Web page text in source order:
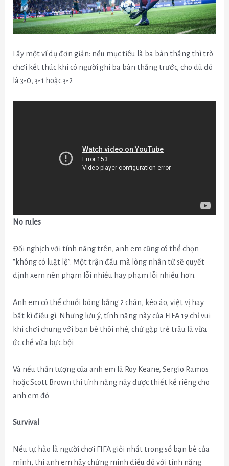
Lấy một ví dụ đơn giản: nếu mục tiêu là ba bàn thắng thì trò
chơi kết thúc khi có người ghi ba bàn thắng trước, cho dù đó
là 3-0, 3-1 hoặc 3-2
No rules
Đối nghịch với tính năng trên, anh em cũng có thể chọn
“không có luật lệ”. Một trận đấu mà lòng nhân từ sẽ quyết
định xem nên phạm lỗi nhiều hay phạm lỗi nhiều hơn.
Anh em có thể chuồi bóng bằng 2 chân, kéo áo, việt vị hay
bất kì điều gì. Nhưng lưu ý, tính năng này của FIFA 19 chỉ vui
khi chơi chung với bạn bè thôi nhé, chứ gặp trẻ trâu là vừa
ức chế vừa bực bội
Và nếuthần tượng của anh em là Roy Keane, Sergio Ramos
hoặc Scott Brown thì tính năng này được thiết kế riêng cho
anh em đó
Survival
Nếu tự hào là người chơi FIFA giỏi nhất trong số bạn bè của
mình, thì anh em hãy chứng minh điều đó với tính năng